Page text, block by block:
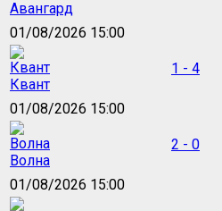
Авангард
01/08/2026 15:00
Квант
1 - 4
01/08/2026 15:00
Волна
2 - 0
01/08/2026 15:00